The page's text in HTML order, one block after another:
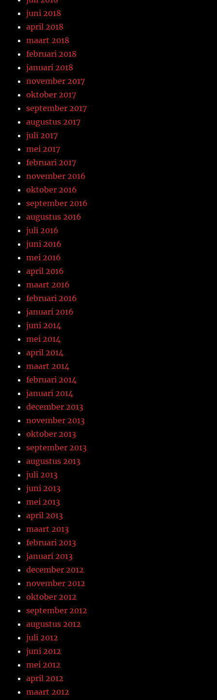
juni 2018
april 2018
maart 2018
februari 2018
januari 2018
november 2017
oktober 2017
september 2017
augustus 2017
juli 2017
mei 2017
februari 2017
november 2016
oktober 2016
september 2016
augustus 2016
juli 2016
juni 2016
mei 2016
april 2016
maart 2016
februari 2016
januari 2016
juni 2014
mei 2014
april 2014
maart 2014
februari 2014
januari 2014
december 2013
november 2013
oktober 2013
september 2013
augustus 2013
juli 2013
juni 2013
mei 2013
april 2013
maart 2013
februari 2013
januari 2013
december 2012
november 2012
oktober 2012
september 2012
augustus 2012
juli 2012
juni 2012
mei 2012
april 2012
maart 2012